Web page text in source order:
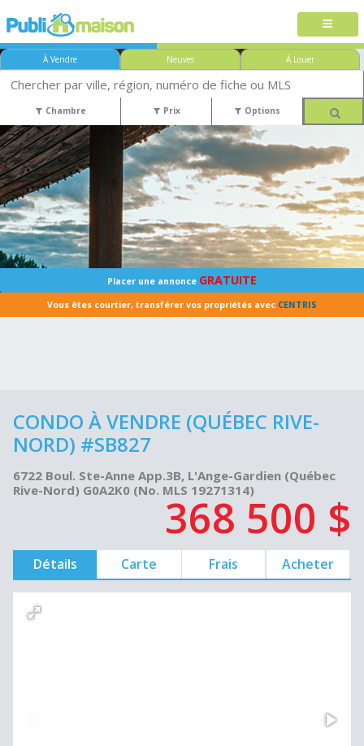
À Vendre Neuves À Louer
Chambre Prix Options
Placer une annonce GRATUITE
Vous êtes courtier, transférer vos propriétés avec CENTRIS
CONDO À VENDRE (QUÉBEC RIVE-
NORD) #SB827
6722 Boul. Ste-Anne App.3B, L'Ange-Gardien (Québec
Rive-Nord) G0A2K0 (No. MLS 19271314)368 500 $
Détails Carte Frais Acheter